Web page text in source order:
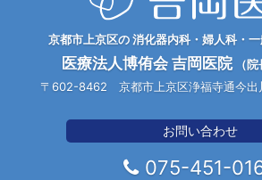
京都市上京区の 消化器内科・婦人科・
医療法人博侑会 吉岡医院（院
〒602-8462 京都市上京区浄福寺通今出
お問い合わせ
075-451-